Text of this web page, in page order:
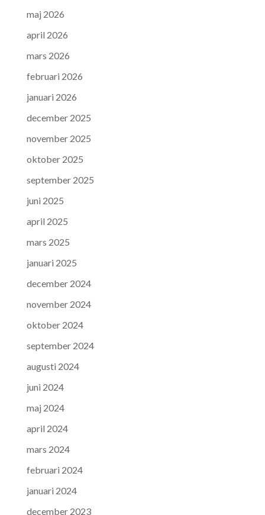
maj 2026
april 2026
mars 2026
februari 2026
januari 2026
december 2025
november 2025
oktober 2025
september 2025
juni 2025
april 2025
mars 2025
januari 2025
december 2024
november 2024
oktober 2024
september 2024
augusti 2024
juni 2024
maj 2024
april 2024
mars 2024
februari 2024
januari 2024
december 2023